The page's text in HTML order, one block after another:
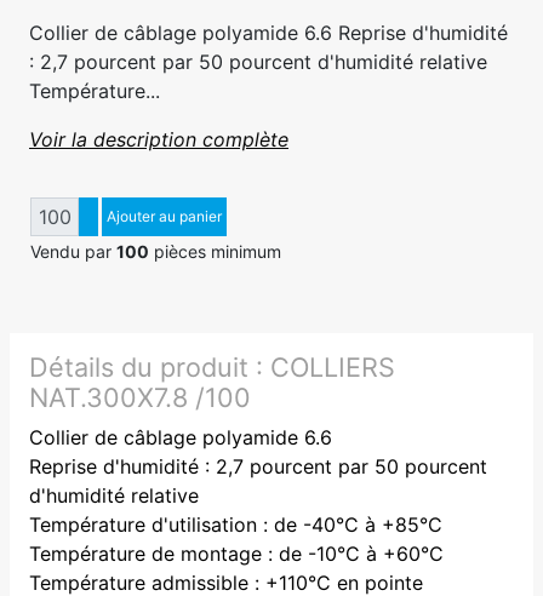
Collier de câblage polyamide 6.6 Reprise d'humidité
: 2,7 pourcent par 50 pourcent d'humidité relative
Température...
Voir la description complète
QuantitéAugmenter quantité
Diminuer quantité
Ajouter au panier
Vendu par 100 pièces minimum
Détails du produit : COLLIERS
NAT.300X7.8 /100
Collier de câblage polyamide 6.6
Reprise d'humidité : 2,7 pourcent par 50 pourcent
d'humidité relative
Température d'utilisation : de -40°C à +85°C
Température de montage : de -10°C à +60°C
Température admissible : +110°C en pointe